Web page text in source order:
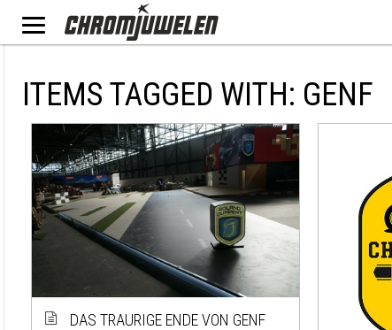
ITEMS TAGGED WITH: GENF
DAS TRAURIGE ENDE VON GENF